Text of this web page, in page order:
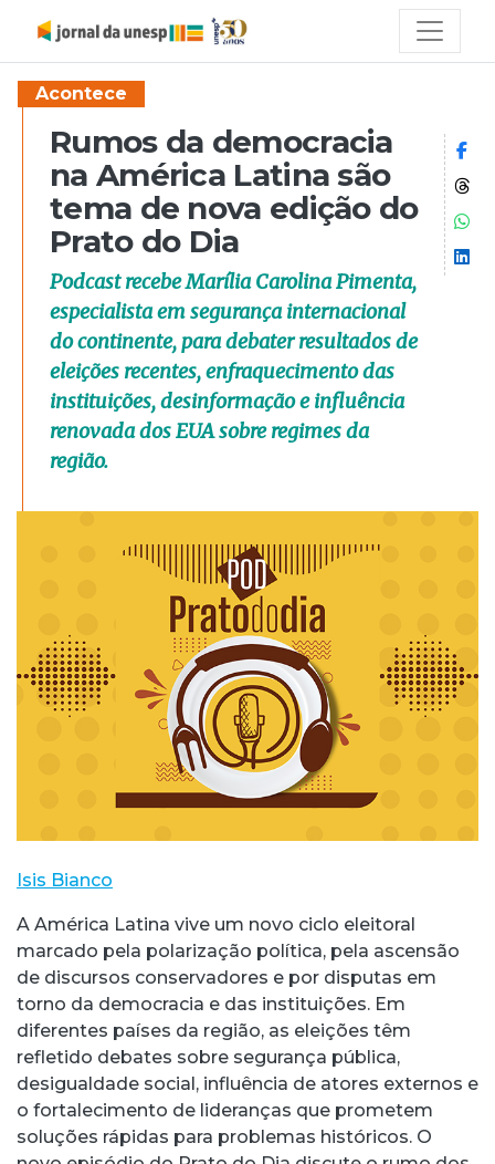
Acontece
Rumos da democracia
na América Latina são
tema de nova edição do
Prato do Dia
Podcast recebe Marília Carolina Pimenta,
especialista em segurança internacional
do continente, para debater resultados de
eleições recentes, enfraquecimento das
instituições, desinformação e influência
renovada dos EUA sobre regimes da
região.
Isis Bianco
A América Latina vive um novo ciclo eleitoral
marcado pela polarização política, pela ascensão
de discursos conservadores e por disputas em
torno da democracia e das instituições. Em
diferentes países da região, as eleições têm
refletido debates sobre segurança pública,
desigualdade social, influência de atores externos e
o fortalecimento de lideranças que prometem
soluções rápidas para problemas históricos. O